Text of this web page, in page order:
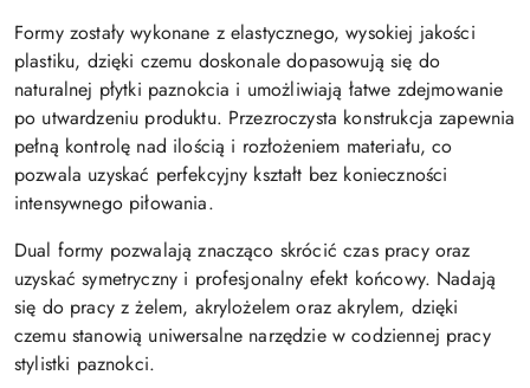
Formy zostały wykonane z elastycznego, wysokiej jakości
plastiku, dzięki czemu doskonale dopasowują się do
naturalnej płytki paznokcia i umożliwiają łatwe zdejmowanie
po utwardzeniu produktu. Przezroczysta konstrukcja zapewnia
pełną kontrolę nad ilością i rozłożeniem materiału, co
pozwala uzyskać perfekcyjny kształt bez konieczności
intensywnego piłowania.
Dual formy pozwalają znacząco skrócić czas pracy oraz
uzyskać symetryczny i profesjonalny efekt końcowy. Nadają
się do pracy z żelem, akrylożelem oraz akrylem, dzięki
czemu stanowią uniwersalne narzędzie w codziennej pracy
stylistki paznokci.